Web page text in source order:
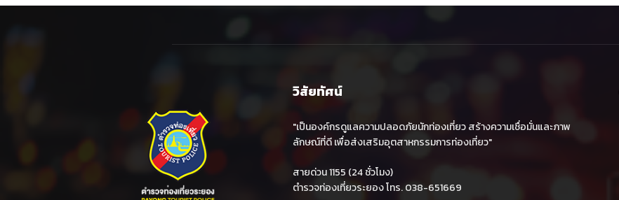
วิสัยทัศน์
"เป็นองค์กรดูแลความปลอดภัยนักท่องเที่ยว สร้างความเชื่อมั่นและภาพ
ลักษณ์ที่ดี เพื่อส่งเสริมอุตสาหกรรมการท่องเที่ยว"
สายด่วน 1155 (24 ชั่วโมง)
ตำรวจท่องเที่ยวระยอง โทร. 038-651669